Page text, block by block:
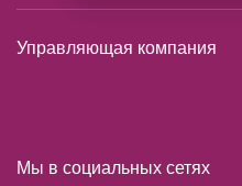
Управляющая компания
Мы в социальных сетях